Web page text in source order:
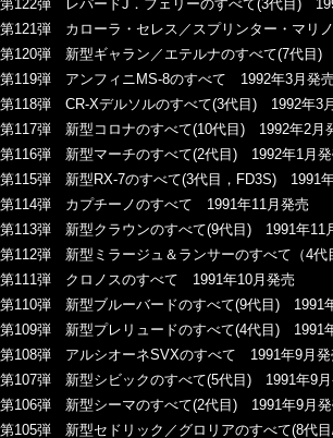
第122弾 レパードJ．フェリーのすべて(3代目)
第121弾 カローラ・セレス／スプリンター・マリ
第120弾 新型ギャラン／エテルナのすべて(7代目)
第119弾 アンフィニMS-8のすべて 1992年3月発売
第118弾 CR-Xデルソルのすべて(3代目) 1992年3
第117弾 新型コロナのすべて(10代目) 1992年2月
第116弾 新型マーチのすべて(2代目) 1992年1月発
第115弾 新型RX-7のすべて(3代目，FD3S) 1991
第114弾 カプチーノのすべて 1991年11月発売
第113弾 新型クラウンのすべて(9代目) 1991年11
第112弾 新型ミラージュ＆ランサーのすべて（4
第111弾 クロノスのすべて 1991年10月発売
第110弾 新型ブルーバードのすべて(9代目) 1991
第109弾 新型プレリュードのすべて(4代目) 1991
第108弾 アルシオーネSVXのすべて 1991年9月発
第107弾 新型シビックのすべて(5代目) 1991年9月
第106弾 新型シーマのすべて(2代目) 1991年9月発
第105弾 新型セドリック／グロリアのすべて(8代